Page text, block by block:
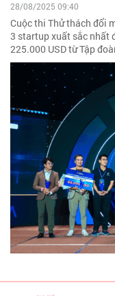
28/08/2025 09:40
Cuộc thi Thử thách đổi
3 startup xuất sắc nhất
225.000 USD từ Tập